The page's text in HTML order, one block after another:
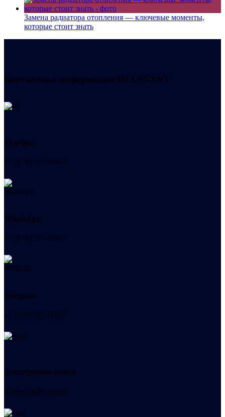
Замена радиатора отопления — ключевые моменты,
которые стоит знать
Контактная информация HELPSANT
Телефон
+7 (978) 515-999-7
WhatsApp
+7 (978) 515-999-7
Telegram
+7 (978) 515-999-7
Электронная почта
admin@helpsant.ru